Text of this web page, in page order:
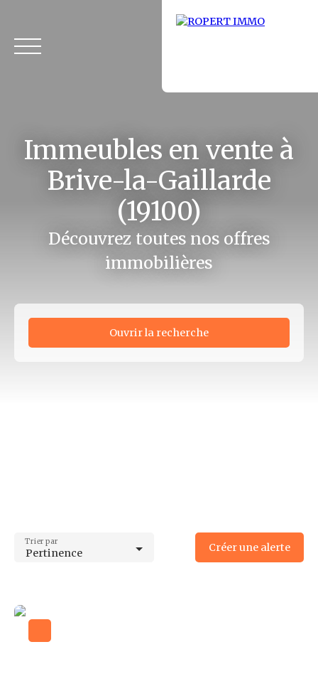
Accueil Acheter Louer Fonds de commerce
Immeubles en vente à
Brive-la-Gaillarde
(19100)
Découvrez toutes nos offres
immobilières
Ouvrir la recherche
Surface min (m²)
Pertinence
Trier par Créer une alerte